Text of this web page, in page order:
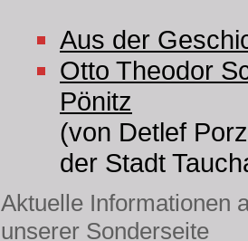
Aus der
Otto Theodor
Pönitz
(von Detlef
der Stadt
Aktuelle Informationen
unserer Sonderseite